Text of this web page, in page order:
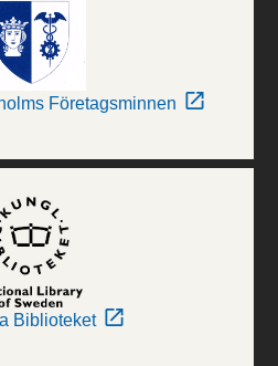
Företagsminnen
Biblioteket